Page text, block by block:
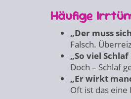
Häufige
„Der muss
Falsch.
„So viel
Doch – Schlaf
„Er wirkt
Oft ist das